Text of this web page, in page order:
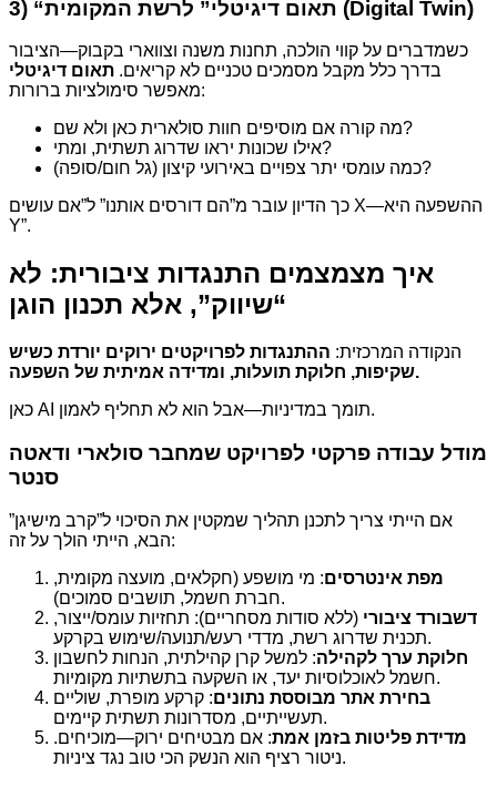
3) “תאום דיגיטלי” לרשת המקומית (Digital Twin)
כשמדברים על קווי הולכה, תחנות משנה וצווארי בקבוק—הציבור
בדרך כלל מקבל מסמכים טכניים לא קריאים. תאום דיגיטלי
מאפשר סימולציות ברורות:
מה קורה אם מוסיפים חוות סולארית כאן ולא שם?
אילו שכונות יראו שדרוג תשתית, ומתי?
כמה עומסי יתר צפויים באירועי קיצון (גל חום/סופה)?
כך הדיון עובר מ”הם דורסים אותנו” ל”אם עושים X—ההשפעה היא
Y”.
איך מצמצמים התנגדות ציבורית: לא
“שיווק”, אלא תכנון הוגן
הנקודה המרכזית: ההתנגדות לפרויקטים ירוקים יורדת כשיש
שקיפות, חלוקת תועלות, ומדידה אמיתית של השפעה.
כאן AI תומך במדיניות—אבל הוא לא תחליף לאמון.
מודל עבודה פרקטי לפרויקט שמחבר סולארי ודאטה
סנטר
אם הייתי צריך לתכנן תהליך שמקטין את הסיכוי ל”קרב מישיגן”
הבא, הייתי הולך על זה:
מפת אינטרסים: מי מושפע (חקלאים, מועצה מקומית,
חברת חשמל, תושבים סמוכים).
דשבורד ציבורי (ללא סודות מסחריים): תחזיות עומס/ייצור,
תכנית שדרוג רשת, מדדי רעש/תנועה/שימוש בקרקע.
חלוקת ערך לקהילה: למשל קרן קהילתית, הנחות לחשבון
חשמל לאוכלוסיות יעד, או השקעה בתשתיות מקומיות.
בחירת אתר מבוססת נתונים: קרקע מופרת, שוליים
תעשייתיים, מסדרונות תשתית קיימים.
מדידת פליטות בזמן אמת: אם מבטיחים ירוק—מוכיחים.
ניטור רציף הוא הנשק הכי טוב נגד ציניות.